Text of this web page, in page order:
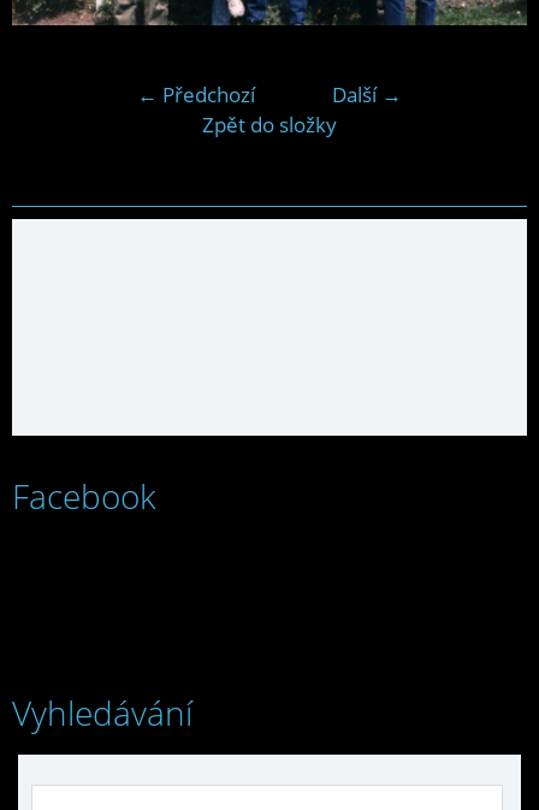
← Předchozí
Další →
Zpět do složky
Facebook
Vyhledávání